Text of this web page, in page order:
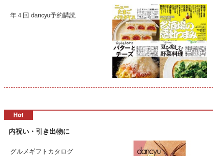
年４回 dancyu予約購読
内祝い・引き出物に
グルメギフトカタログ